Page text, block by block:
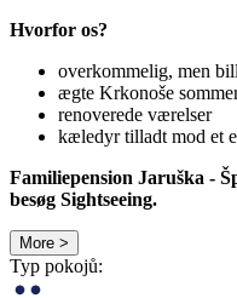
Hvorfor os?
overkommelig, men
ægte Krkonoše
renoverede værelser
kæledyr tilladt mod et
Familiepension Jaruška -
besøg Sightseeing.
More >
Typ pokojů: